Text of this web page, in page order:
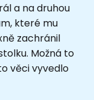
a na druhou
které mu
zachránil
Možná to
věci vyvedlo